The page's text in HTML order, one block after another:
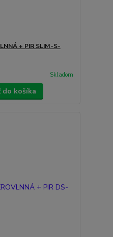
+ PIR SLIM-S-
Skladom
do košíka